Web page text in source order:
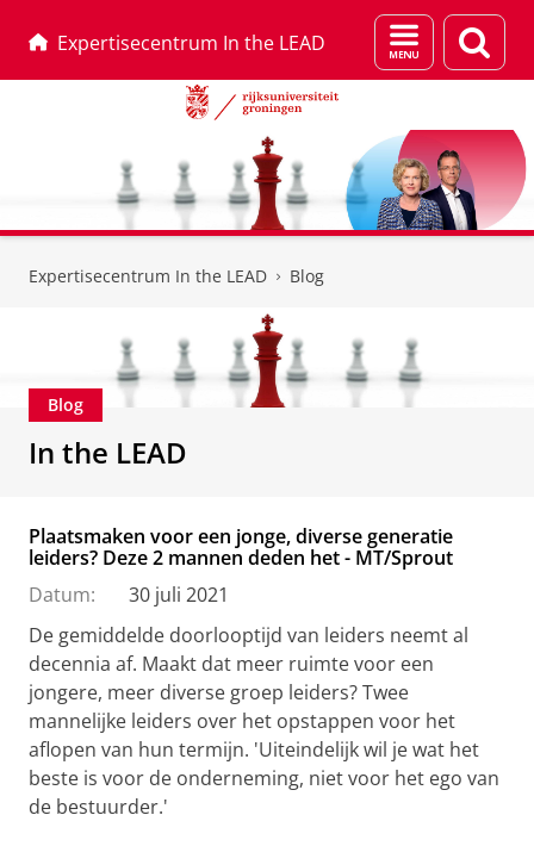
Expertisecentrum In the LEAD
Menu
en
Expertisecentrum In the LEAD Blog
Blog
In the LEAD
Plaatsmaken voor een jonge, diverse generatie
leiders? Deze 2 mannen deden het - MT/Sprout
Datum:
30 juli 2021
De gemiddelde doorlooptijd van leiders neemt al
decennia af. Maakt dat meer ruimte voor een
jongere, meer diverse groep leiders? Twee
mannelijke leiders over het opstappen voor het
aflopen van hun termijn. 'Uiteindelijk wil je wat het
beste is voor de onderneming, niet voor het ego van
de bestuurder.'